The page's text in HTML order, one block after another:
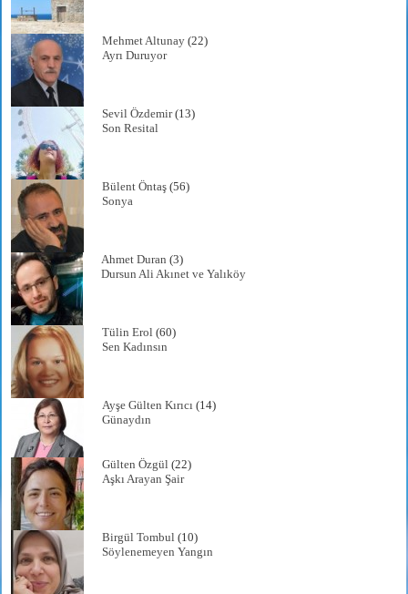
Mehmet Altunay (22)
Ayrı Duruyor
Sevil Özdemir(13)
Son Resital
Bülent Öntaş (56)
Sonya
Ahmet Duran (3)
Dursun Ali Akınet ve Yalıköy
Tülin Erol (60)
Sen Kadınsın
Ayşe Gülten Kırıcı (14)
Günaydın
Gülten Özgül (22)
Aşkı Arayan Şair
Birgül Tombul (10)
Söylenemeyen Yangın